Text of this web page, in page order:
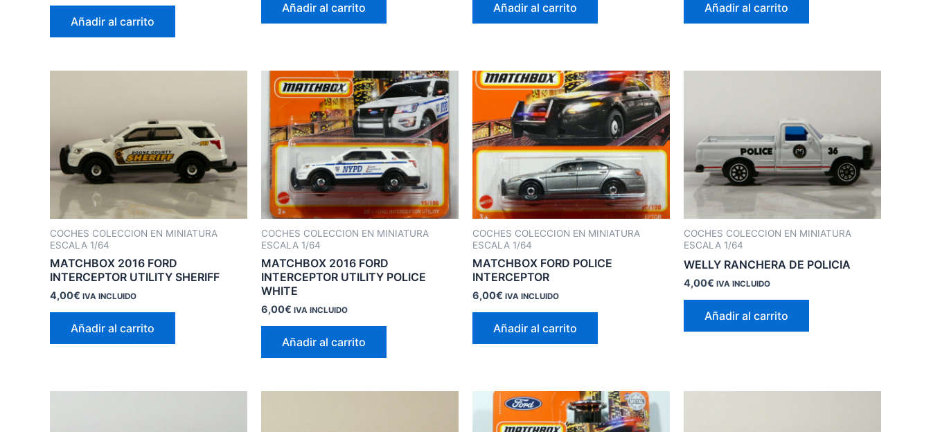
Añadir al carrito
Añadir al carrito Añadir al carrito Añadir al carrito
COCHES COLECCION EN MINIATURA
ESCALA 1/64
MATCHBOX 2016 FORD
INTERCEPTOR UTILITY SHERIFF
4,00€ IVA INCLUIDO
Añadir al carrito
COCHES COLECCION EN MINIATURA
ESCALA 1/64
MATCHBOX 2016 FORD
INTERCEPTOR UTILITY POLICE
WHITE
6,00€ IVA INCLUIDO
Añadir al carrito
COCHES COLECCION EN MINIATURA
ESCALA 1/64
MATCHBOX FORD POLICE
INTERCEPTOR
6,00€ IVA INCLUIDO
Añadir al carrito
COCHES COLECCION EN MINIATURA
ESCALA 1/64
WELLY RANCHERA DE POLICIA
4,00€ IVA INCLUIDO
Añadir al carrito